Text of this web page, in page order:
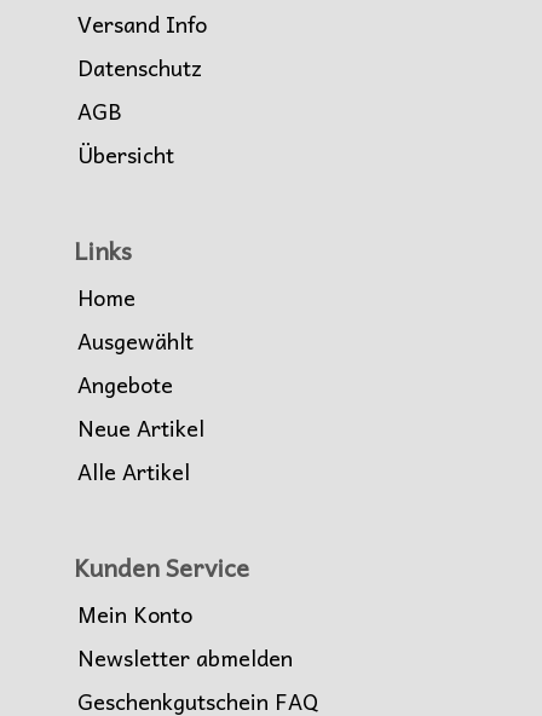
Versand Info
Datenschutz
AGB
Übersicht
Links
Home
Ausgewählt
Angebote
Neue Artikel
Alle Artikel
Kunden Service
Mein Konto
Newsletter abmelden
Geschenkgutschein FAQ